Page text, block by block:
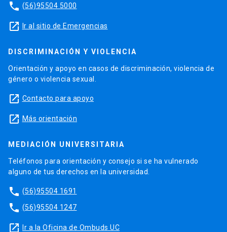
phone (56)95504 5000
launch Ir al sitio de Emergencias
DISCRIMINACIÓN Y VIOLENCIA
Orientación y apoyo en casos de discriminación, violencia de
género o violencia sexual.
launch Contacto para apoyo
launch Más orientación
MEDIACIÓN UNIVERSITARIA
Teléfonos para orientación y consejo si se ha vulnerado
alguno de tus derechos en la universidad.
phone (56)95504 1691
phone (56)95504 1247
launch Ir a la Oficina de Ombuds UC